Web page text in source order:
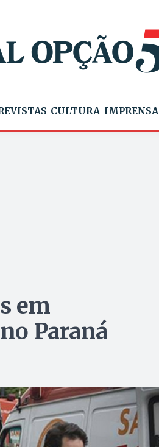
CULTURA IMPRENSA
em
Paraná